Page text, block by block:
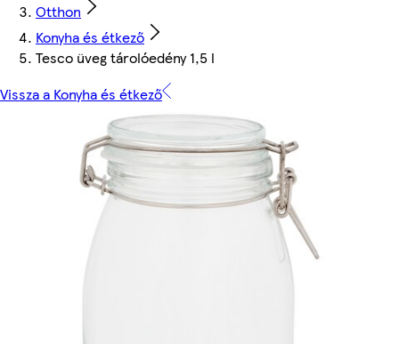
Otthon
Konyha és étkező
Tesco üveg tárolóedény 1,5 l
Vissza a Konyha és étkező